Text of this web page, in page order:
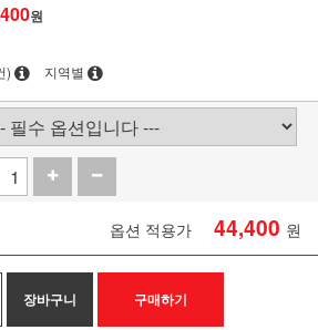
원
) 지역별
옵션 적용가 44,400 원
장바구니 구매하기